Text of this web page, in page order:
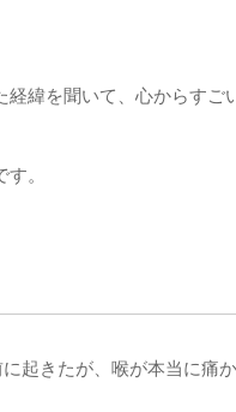
経緯を聞いて、心からすご
。
起きたが、喉が本当に痛